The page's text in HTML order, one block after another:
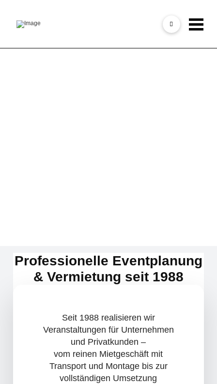
Professionelle Eventplanung
& Vermietung seit 1988
Seit 1988 realisieren wir
Veranstaltungen für Unternehmen
und Privatkunden –
vom reinen Mietgeschäft mit
Transport und Montage bis zur
vollständigen Umsetzung